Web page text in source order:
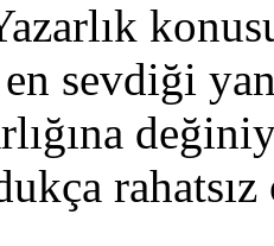
sevdiği